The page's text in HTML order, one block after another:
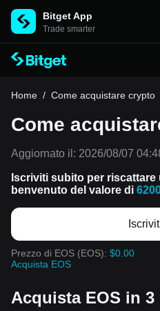
Bitget App
Trade smarter
Home / Come acquistare crypto
Come
Aggiornato il: 2026/08/07
Iscriviti subito per
benvenuto del valore di
Prezzo di EOS (EOS): $0.00
Acquista EOS
Acquista EOS in